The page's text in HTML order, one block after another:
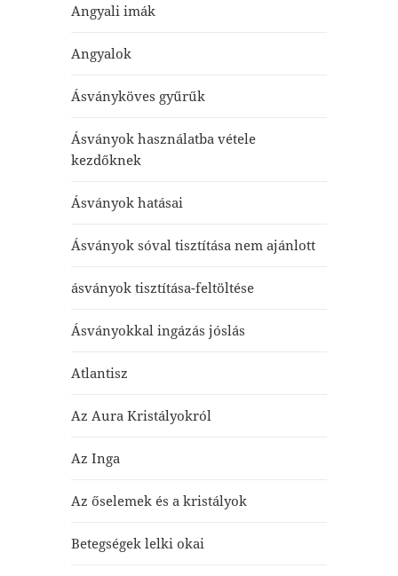
Angyali imák
Angyalok
Ásványköves gyűrűk
Ásványok használatba vétele
kezdőknek
Ásványok hatásai
Ásványok sóval tisztítása nem ajánlott
ásványok tisztítása-feltöltése
Ásványokkal ingázás jóslás
Atlantisz
Az Aura Kristályokról
Az Inga
Az őselemek és a kristályok
Betegségek lelki okai